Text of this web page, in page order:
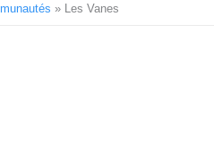
» Les Vanes